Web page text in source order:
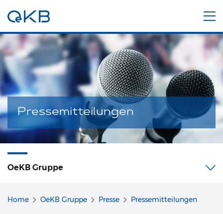
Pressemitteilungen
OeKB Gruppe
Home OeKB Gruppe Presse Pressemitteilungen